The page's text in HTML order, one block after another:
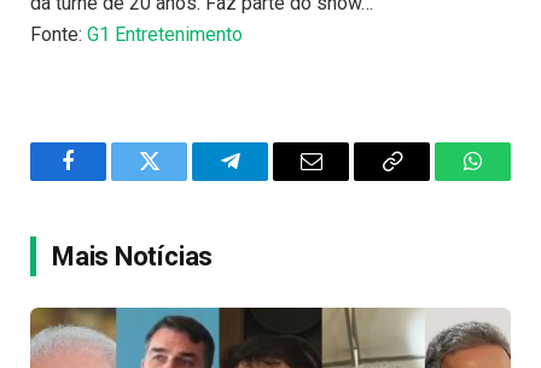
Fonte: G1 Entretenimento
FacebookTwitter TelegramEmail
Copy
Mais Notícias